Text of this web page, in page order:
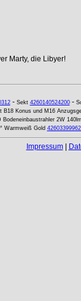
Marty, die Libyer!
- Sekt 4260140524200-
B18 Konus und M16
Bodeneinbaustrahler 2W
Warmweiß Gold
Impressum|